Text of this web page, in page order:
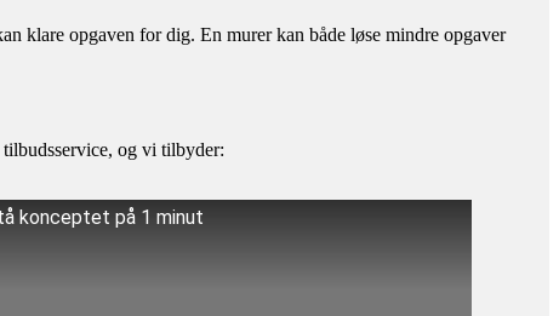
klare opgaven for dig. En murer kan både løse mindre opgaver
og vi tilbyder:
konceptet på 1 minut